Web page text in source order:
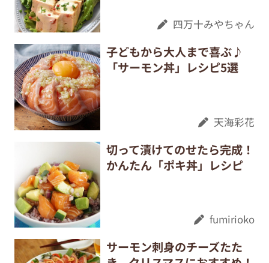
四万十みやちゃん
子どもから大人まで喜ぶ♪
「サーモン丼」レシピ5選
天海彩花
切って漬けてのせたら完成！
かんたん「ポキ丼」レシピ
fumirioko
サーモン刺身のチーズたた